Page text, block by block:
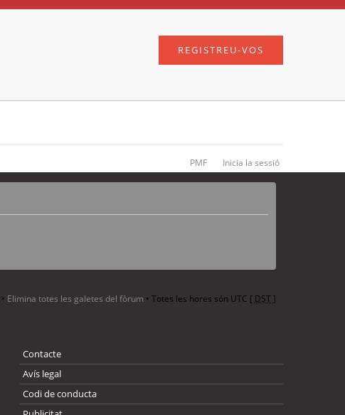
REGISTREU-VOS
PMF Inicia la sessió
• Elimina totes les galetes del fòrum • Totes les hores són UTC [ DST]
Contacte
Avís legal
Codi de conducta